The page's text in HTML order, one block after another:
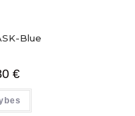
Blue
€